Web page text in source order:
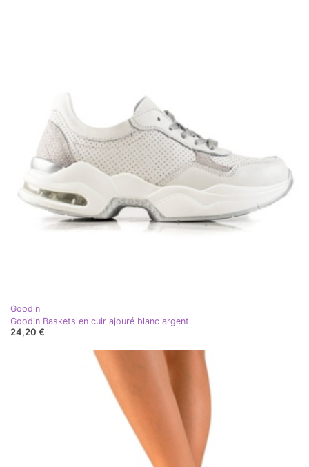
Goodin
Goodin Baskets en cuir ajouré blanc argent
24,20 €